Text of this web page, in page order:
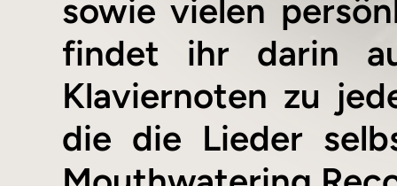
sowie vielen
findet ihr darin
Klaviernoten zu
die die Lieder